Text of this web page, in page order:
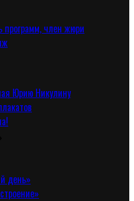
программ, член жюри
Юрию Никулину
день»